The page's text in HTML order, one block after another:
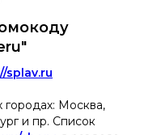
splav.ru
городах: Москва,
и пр. Список